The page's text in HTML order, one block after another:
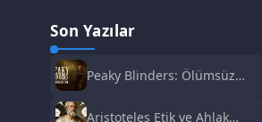
Son Yazılar
Peaky Blinders: Ölümsüz
Oyuncuları ve İnceleme
Aristoteles Etik ve Ahlak